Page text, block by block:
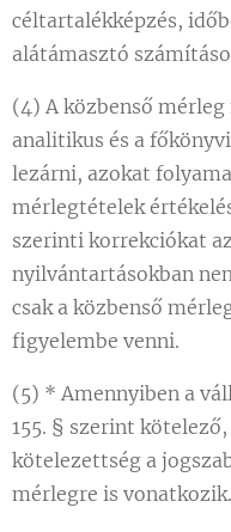
céltartalékképzés,
alátámasztó
(4) A közbenső
analitikus és a
lezárni, azokat
mérlegtételek
szerinti korrekciókat
nyilvántartásokban
csak a közbenső
figyelembe venni.
(5) * Amennyiben a
155. § szerint
kötelezettség a
mérlegre is vonatkozik.